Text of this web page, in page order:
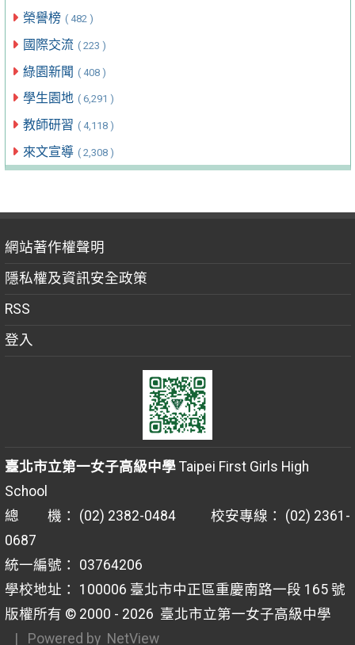
榮譽榜 ( 482 )
國際交流 ( 223 )
綠園新聞 ( 408 )
學生園地 ( 6,291 )
教師研習 ( 4,118 )
來文宣導 ( 2,308 )
網站著作權聲明
隱私權及資訊安全政策
RSS
登入
臺北市立第一女子高級中學Taipei First Girls High
School
總 機： (02) 2382-0484 校安專線： (02) 2361-
0687
統一編號： 03764206
學校地址： 100006 臺北市中正區重慶南路一段 165 號
版權所有 © 2000 - 2026 臺北市立第一女子高級中學
| Powered by NetView